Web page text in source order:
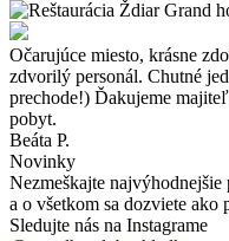
Očarujúce miesto, krásne
zdvorilý personál. Chutné
prechode!) Ďakujeme
pobyt.
Beáta P.
Novinky
Nezmeškajte
a o všetkom sa dozviete ako
Sledujte nás na Instagrame